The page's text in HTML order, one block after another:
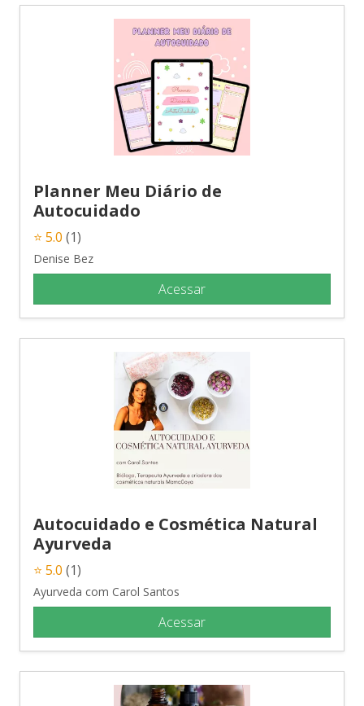
Planner Meu Diário de
Autocuidado
⭐ 5.0 (1)
Denise Bez
Acessar
Autocuidado e Cosmética Natural
Ayurveda
⭐ 5.0 (1)
Ayurveda com Carol Santos
Acessar